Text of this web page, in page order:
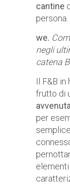
cantine
persona.
we.
negli
catena
Il F&B
frutto di
per